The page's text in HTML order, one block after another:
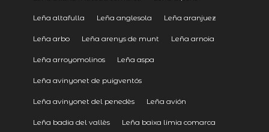
Leña altafulla Leña anglesola Leña aranjuez
Leña arbo Leña arenys de munt Leña arnoia
Leña arroyomolinos Leña aspa
Leña avinyonet de puigventós
Leña avinyonet del penedès Leña avión
Leña badia del vallès Leña baixa limia comarca